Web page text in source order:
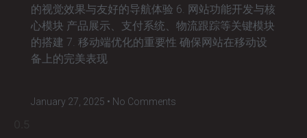
的视觉效果与友好的导航体验 6. 网站功能开发与核
心模块 产品展示、支付系统、物流跟踪等关键模块
的搭建 7. 移动端优化的重要性 确保网站在移动设
备上的完美表现
January 27, 2025 No Comments